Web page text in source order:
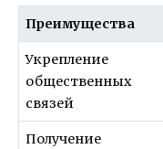
Преимущества
Укрепление
общественных
связей
Получение